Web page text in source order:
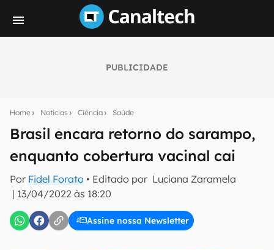
PUBLICIDADE
Home Notícias Ciência Saúde
Brasil encara retorno do sarampo,
enquanto cobertura vacinal cai
Por Fidel Forato • Editado por Luciana Zaramela
| 13/04/2022 às 18:20
Assine nossa Newsletter
notícias e reviews sobre tecnologia em primeira
mão.
E-mail